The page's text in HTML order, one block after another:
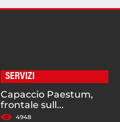
SERVIZI
Capaccio Paestum,
frontale sull...
4948